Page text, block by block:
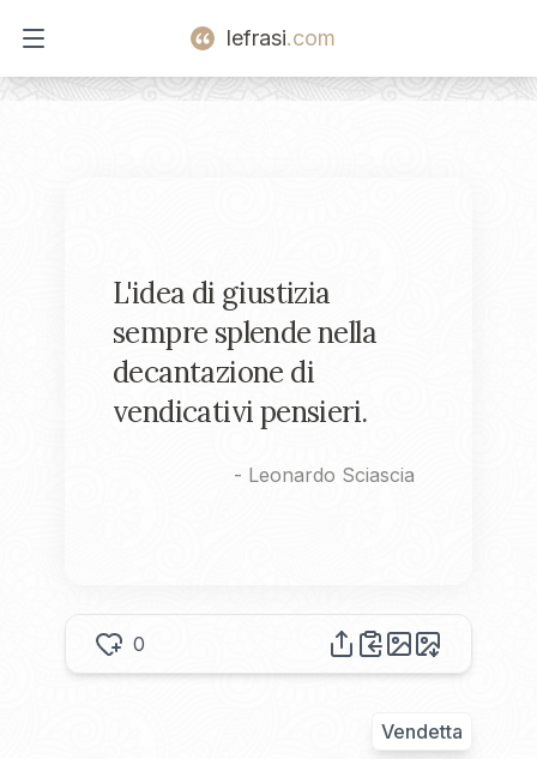
Open main menu
lefrasi.com
L'idea di giustizia
sempre splende nella
decantazione di
vendicativi pensieri.
- Leonardo Sciascia
0
Vendetta